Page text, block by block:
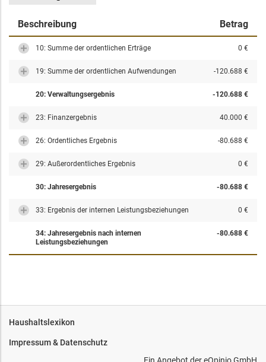
Beschreibung Betrag
10: Summe der ordentlichen Erträge 0 €
19: Summe der ordentlichen Aufwendungen -120.688 €
20: Verwaltungsergebnis -120.688 €
23: Finanzergebnis 40.000 €
26: Ordentliches Ergebnis -80.688 €
29: Außerordentliches Ergebnis 0 €
30: Jahresergebnis -80.688 €
33: Ergebnis der internen Leistungsbeziehungen 0 €
34: Jahresergebnis nach internen
Leistungsbeziehungen
-80.688 €
Haushaltslexikon
Impressum & Datenschutz